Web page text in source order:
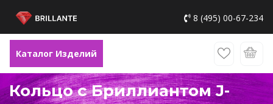
8 (495) 00-67-234
Каталог Изделий
Кольцо с Бриллиантом J-